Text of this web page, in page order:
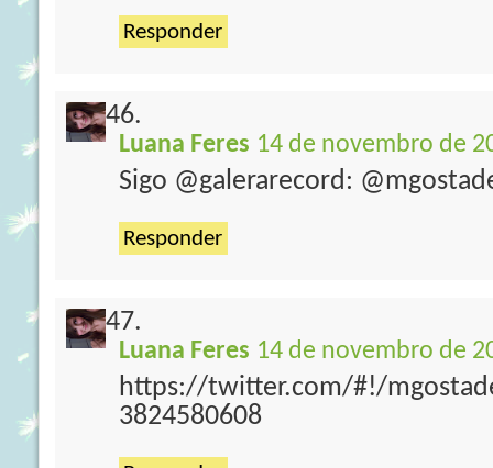
Responder
Luana Feres 14 de novembro de
Sigo @galerarecord:
Responder
Luana Feres 14 de novembro de
https://twitter.com/#!/
3824580608